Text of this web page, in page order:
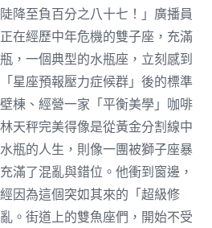
降至負百分之八十七！」廣播員
在經歷中年危機的雙子座，充滿
，一個典型的水瓶座，立刻感到
星座預報壓力症候群」後的標準
棟、經營一家「平衡美學」咖啡
天秤完美得像是從黃金分割線中
瓶的人生，則像一團被獅子座暴
滿了混亂與錯位。他衝到窗邊，
因為這個突如其來的「超級修
。街道上的雙魚座們，開始不受